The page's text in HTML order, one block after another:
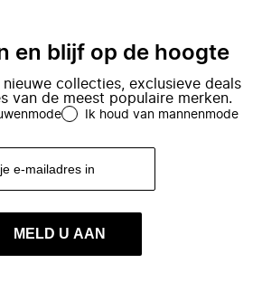
en blijf op de hoogte
collecties, exclusieve deals
van de meest populaire merken.
Ik houd van mannenmode
MELD U AAN